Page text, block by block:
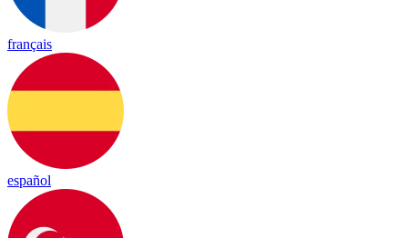
français
español